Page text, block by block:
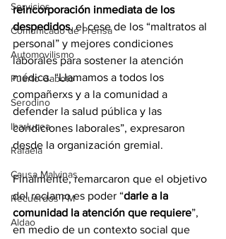
Servicios
Comunicado de Prensa
Automovilismo
Puerto Gaboto
Serodino
Ibarlucea
Rafaela
Causa Malvinas
Recuerdos FM
Aldao
reincorporación inmediata de los
despedidos, el cese de los “maltratos al
personal” y mejores condiciones
laborales para sostener la atención
médica. “Llamamos a todos los
compañerxs y a la comunidad a
defender la salud pública y las
condiciones laborales”, expresaron
desde la organización gremial.
Finalmente, remarcaron que el objetivo
del reclamo es poder “darle a la
comunidad la atención que requiere”,
en medio de un contexto social que